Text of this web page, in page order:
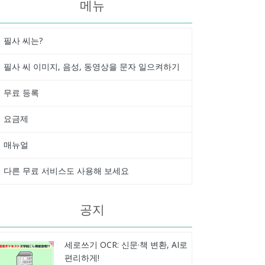
메뉴
필사 씨는?
필사 씨 이미지, 음성, 동영상을 문자 일으켜하기
무료 등록
요금제
매뉴얼
다른 무료 서비스도 사용해 보세요
공지
세로쓰기 OCR: 신문·책 변환, AI로
편리하게!